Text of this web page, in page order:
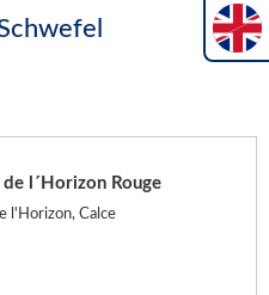
de l´Horizon Rouge
l'Horizon, Calce